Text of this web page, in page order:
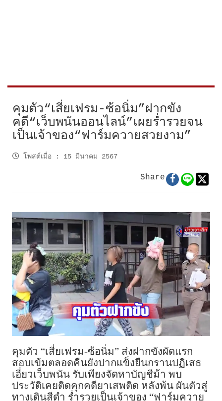
คุมตัว“เสี่ยเฟรม-ซ้อนิ่ม”ฝากขัง
คดี“เว็บพนันออนไลน์”เผยร่ำรวยจน
เป็นเจ้าของ“ฟาร์มควายสวยงาม”
โพสต์เมื่อ : 15 มีนาคม 2567
Share
คุมตัว “เสี่ยเฟรม-ซ้อนิ่ม” ส่งฝากขังผัดแรก
สอบเข้มตลอดคืนยังปากแข็งยืนกรานปฏิเสธ
เอี่ยวเว็บพนัน รับเพียงจัดหาบัญชีม้า พบ
ประวัติเคยติดคุกคดียาเสพติด หลังพ้น ผันตัวสู่
ทางเดินสีดำ ร่ำรวยเป็นเจ้าของ “ฟาร์มควาย